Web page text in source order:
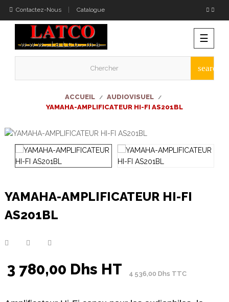
Contactez-Nous Catalogue
la
☰
search
ACCUEIL
AUDIOVISUEL
YAMAHA-AMPLIFICATEUR HI-FI AS201BL
YAMAHA-AMPLIFICATEUR HI-FI
AS201BL
3 780,00 Dhs HT 4 536,00 Dhs TTC